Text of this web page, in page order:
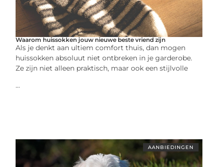
Waarom huissokken jouw nieuwe beste vriend zijn
Als je denkt aan ultiem comfort thuis, dan mogen
huissokken absoluut niet ontbreken in je garderobe.
Ze zijn niet alleen praktisch, maar ook een stijlvolle
...
AANBIEDINGEN